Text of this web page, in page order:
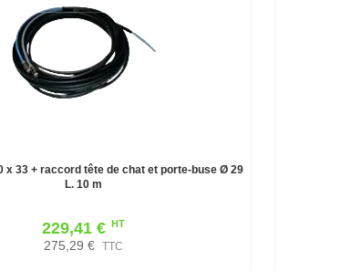
x 33 + raccord tête de chat et porte-buse Ø 29
L. 10 m
229,41 € HT
275,29 € TTC